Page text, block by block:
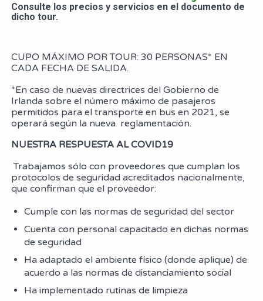
Consulte los precios y servicios en el documento de
dicho tour.
CUPO MÁXIMO POR TOUR: 30 PERSONAS* EN
CADA FECHA DE SALIDA.
*En caso de nuevas directrices del Gobierno de
Irlanda sobre el número máximo de pasajeros
permitidos para el transporte en bus en 2021, se
operará según la nueva reglamentación.
NUESTRA RESPUESTA AL COVID19
Trabajamos sólo con proveedores que cumplan los
protocolos de seguridad acreditados nacionalmente,
que confirman que el proveedor:
Cumple con las normas de seguridad del sector
Cuenta con personal capacitado en dichas normas
de seguridad
Ha adaptado el ambiente físico (donde aplique) de
acuerdo a las normas de distanciamiento social
Ha implementado rutinas de limpieza